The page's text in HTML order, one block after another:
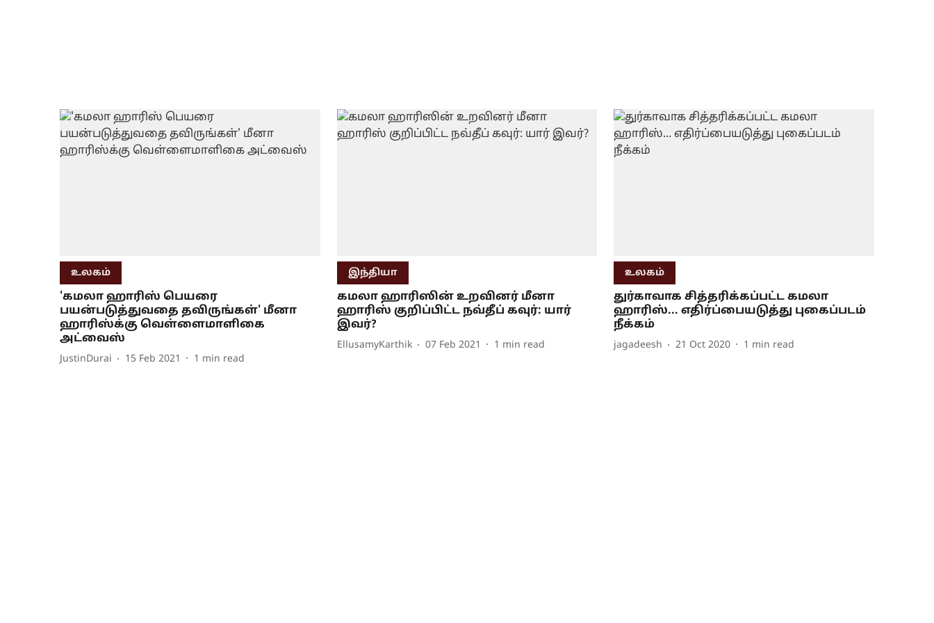
உலகம்
'கமலா ஹாரிஸ் பெயரை
பயன்படுத்துவதை தவிருங்கள்' மீனா
ஹாரிஸ்க்கு வெள்ளைமாளிகை
அட்வைஸ்
JustinDurai 15 Feb 2021 1 min read
இந்தியா
கமலா ஹாரிஸின் உறவினர் மீனா
ஹாரிஸ் குறிப்பிட்ட நவ்தீப் கவுர்: யார்
இவர்?
EllusamyKarthik 07 Feb 2021 1 min read
உலகம்
துர்காவாக சித்தரிக்கப்பட்ட கமலா
ஹாரிஸ்... எதிர்ப்பையடுத்து புகைப்படம்
நீக்கம்
jagadeesh 21 Oct 2020 1 min read